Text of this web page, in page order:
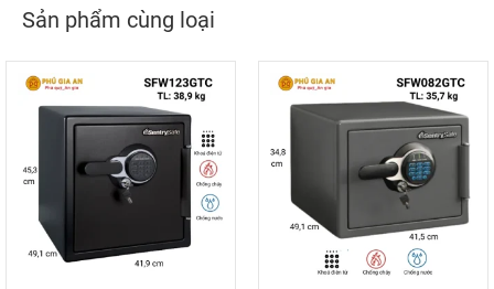
Sản phẩm cùng loại